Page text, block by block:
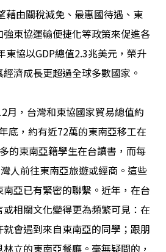
藉由關稅減免、最惠國待遇、東
東協運輸便捷化等政策來促進各
東協以GDP總值2.3兆美元，榮升
濟成長更超過全球多數國家。
月，台灣和東協國家貿易總值約
底，約有近72萬的東南亞移工在
的東南亞籍學生在台讀書，而每
人前往東南亞旅遊或經商。這些
亞已有緊密的聯繫。近年，在台
相關文化變得更為頻繁可見：在
會遇到來自東南亞的同學；跟朋
立的東南亞餐廳。毫無疑問的，